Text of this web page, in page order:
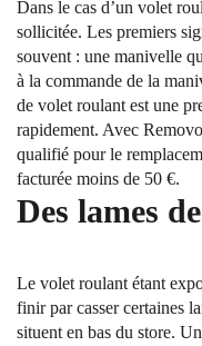
Dans le cas d’un volet
sollicitée. Les premiers
souvent : une manivelle
à la commande de la
de volet roulant est une
rapidement. Avec
qualifié pour le
facturée moins de 50 €.
Des lames
Le volet roulant étant
finir par casser certaines
situent en bas du store.